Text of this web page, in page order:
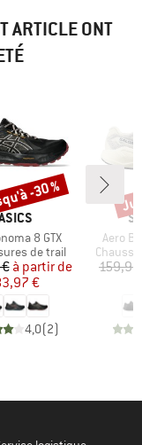
ARTICLE ONT
8 GTX
groupde trail
Prix
Prix réduit
à partir de
€
4,0(2)
-30 %
Article
Aero
Product